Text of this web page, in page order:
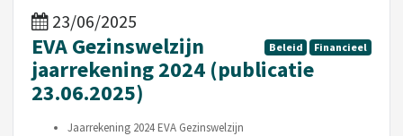
23/06/2025
Beleid Financieel
EVA Gezinswelzijn
jaarrekening 2024 (publicatie
23.06.2025)
Jaarrekening 2024 EVA Gezinswelzijn